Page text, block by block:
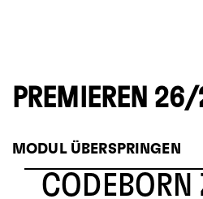
PREMIEREN
MODUL ÜBERSPRINGEN
CODEBORN